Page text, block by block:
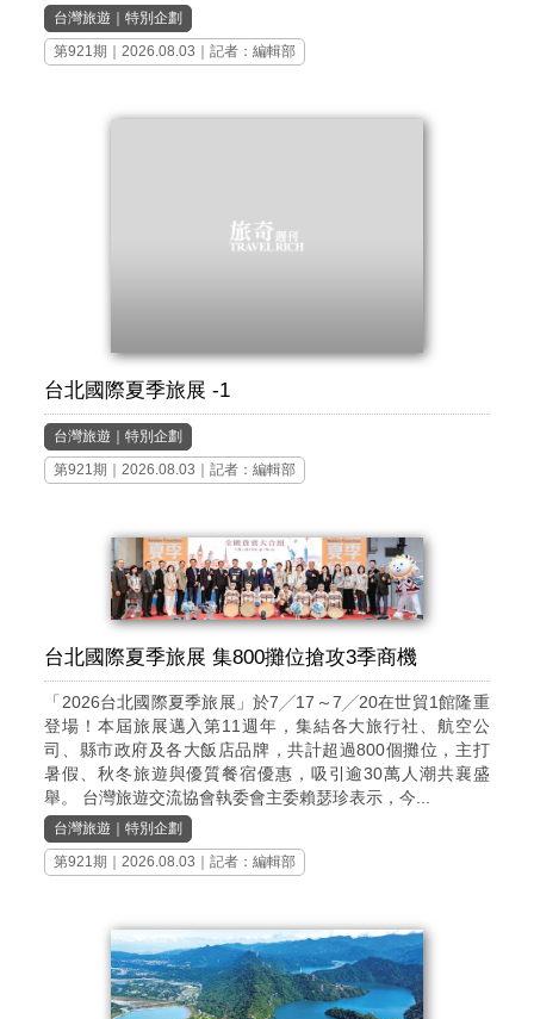
台灣旅遊 ｜特別企劃
第921期 ｜2026.08.03｜記者：編輯部
台北國際夏季旅展 -1
台灣旅遊 ｜特別企劃
第921期 ｜2026.08.03｜記者：編輯部
台北國際夏季旅展 集800攤位搶攻3季商機
「2026台北國際夏季旅展」於7╱17～7╱20在世貿1館隆重
登場！本屆旅展邁入第11週年，集結各大旅行社、航空公
司、縣市政府及各大飯店品牌，共計超過800個攤位，主打
暑假、秋冬旅遊與優質餐宿優惠，吸引逾30萬人潮共襄盛
舉。 台灣旅遊交流協會執委會主委賴瑟珍表示，今...
台灣旅遊 ｜特別企劃
第921期
｜2026.08.03｜記者：編輯部